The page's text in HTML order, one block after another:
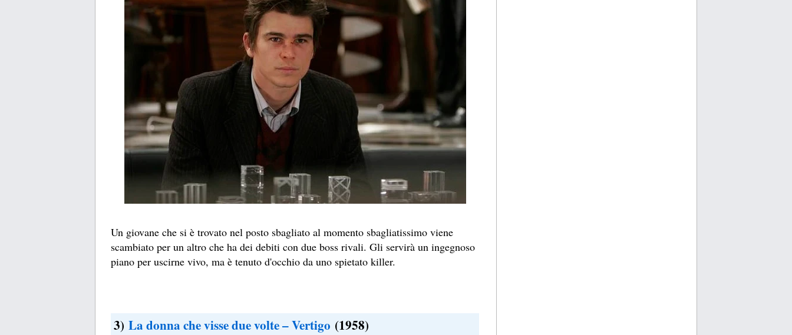
Un giovane che si è trovato nel posto sbagliato al momento sbagliatissimo viene
scambiato per un altro che ha dei debiti con due boss rivali. Gli servirà un ingegnoso
piano per uscirne vivo, ma è tenuto d'occhio da uno spietato killer.
3) La donna che visse due volte – Vertigo (1958)